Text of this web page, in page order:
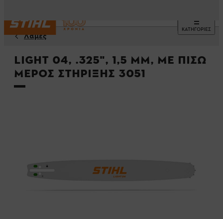
ΚΑΤΗΓΟΡΙΕΣ
Λάμες
Light 04, .325", 1,5 mm, με πίσω
μέρος στήριξης 3051